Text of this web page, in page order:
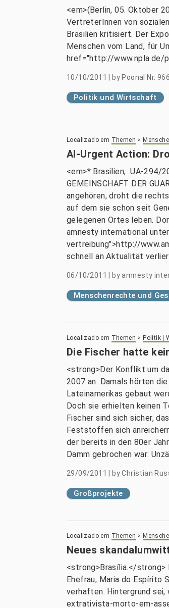
<em>(Berlin, 05. Oktober
VertreterInnen von
Brasilien kritisiert. Der
Menschen vom Land, für
href="http://www.npla.de/
10/10/2011 by Poonal Nr. 966
Politik und Wirtschaft
Localizado em Themen >
AI-Urgent Action:
<em>* Brasilien, UA-294/
GEMEINSCHAFT DER
angehören, droht die
auf dem sie schon seit
gelegenen Ortes leben.
amnesty international
vertreibung">http://
schnell an Aktualität
06/10/2011 byamnesty
Menschenrechte und
Localizado em Themen > Politik |
Die Fischer hatte
<strong>Der Konflikt um
2007 an. Damals hörten
Lateinamerikas gebaut
Doch sie erhielten keinen
Fischer sind sich sicher,
Feststoffen sich
der bereits in den 80er
Damm gebrochen war:
29/09/2011 byChristian
Großprojekte
Localizado em Themen >
Neues
<strong>Brasília.</strong>
Ehefrau, Maria do Espírito
verhaften. Hintergrund
extrativista-morto-em-